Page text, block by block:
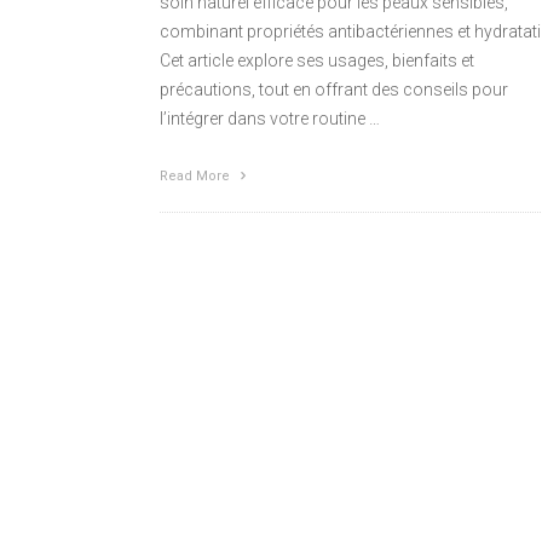
combinant propriétés antibactériennes et
Cet article explore ses usages, bienfaits et
précautions, tout en offrant des conseils pour
l’intégrer dans votre routine …
Read More